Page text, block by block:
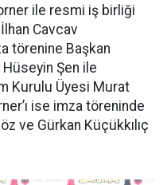
ile resmi iş birliği
Cavcav
törenine Başkan
Hüseyin Şen ile
Kurulu Üyesi Murat
ise imza töreninde
ve Gürkan Küçükkılıç